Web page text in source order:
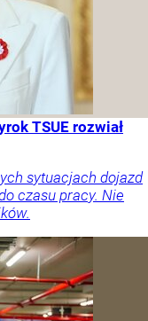
TSUE rozwiał
sytuacjach dojazd
czasu pracy. Nie